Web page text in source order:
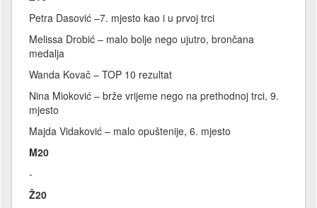
Petra Dasović –7. mjesto kao i u prvoj trci
Melissa Drobić – malo bolje nego ujutro, brončana
medalja
Wanda Kovač – TOP 10 rezultat
Nina Mioković – brže vrijeme nego na prethodnoj trci, 9.
mjesto
Majda Vidaković – malo opuštenije, 6. mjesto
M20
-
Ž20